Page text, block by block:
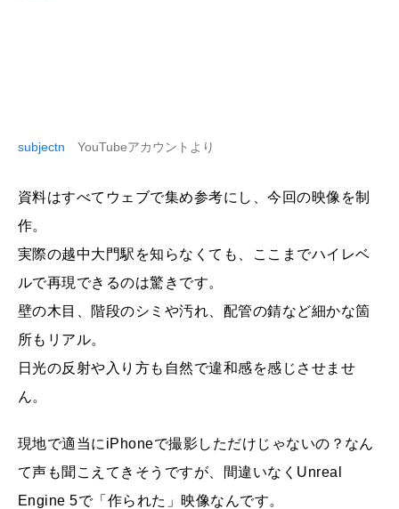
subjectn YouTubeアカウントより
資料はすべてウェブで集め参考にし、今回の映像を制
作。
実際の越中大門駅を知らなくても、ここまでハイレベ
ルで再現できるのは驚きです。
壁の木目、階段のシミや汚れ、配管の錆など細かな箇
所もリアル。
日光の反射や入り方も自然で違和感を感じさせませ
ん。
現地で適当にiPhoneで撮影しただけじゃないの？なん
て声も聞こえてきそうですが、間違いなくUnreal
Engine 5で「作られた」映像なんです。